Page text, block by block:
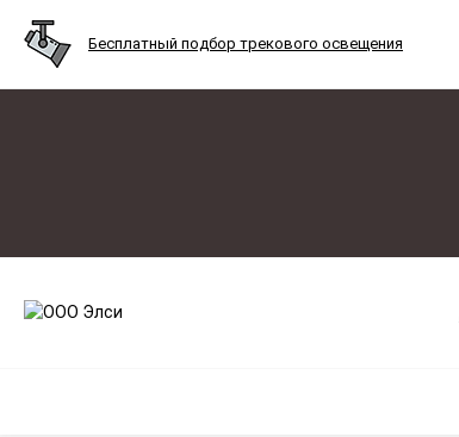
Бесплатный подбор трекового освещения